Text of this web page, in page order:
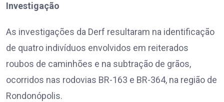
Investigação
As investigações da Derf resultaram na identificação
de quatro indivíduos envolvidos em reiterados
roubos de caminhões e na subtração de grãos,
ocorridos nas rodovias BR-163 e BR-364, na região de
Rondonópolis.